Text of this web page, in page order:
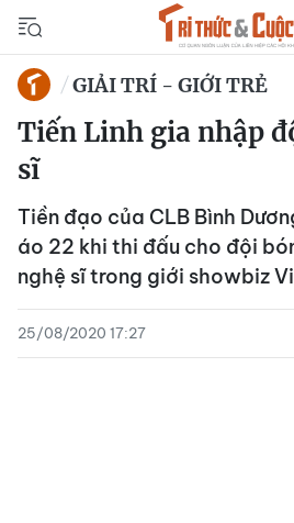
GIẢI TRÍ - GIỚI TRẺ
Tiến Linh gia nhập
sĩ
Tiền đạo của CLB Bình
áo 22 khi thi đấu cho đội
nghệ sĩ trong giới showbiz
25/08/2020 17:27